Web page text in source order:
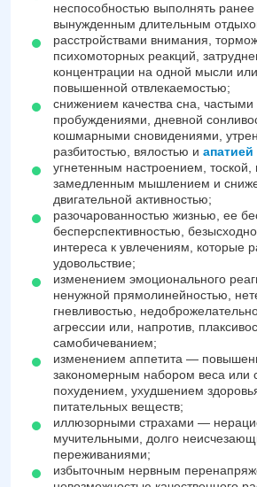
неспособностью выполнять
вынужденным длительным
расстройствами внимания,
психомоторных реакций,
концентрации на одной мысли
повышенной отвлекаемостью;
снижением качества сна,
пробуждениями, дневной
кошмарными сновидениями,
разбитостью, вялостью и апатией
угнетенным настроением, тоской,
замедленным мышлением и
двигательной активностью;
разочарованностью жизнью, ее
бесперспективностью,
интереса к увлечениям, которые
удовольствие;
изменением эмоционального
ненужной прямолинейностью,
гневливостью,
агрессии или, напротив,
самобичеванием;
изменением аппетита —
закономерным набором веса или
похудением, ухудшением
питательных веществ;
иллюзорными страхами —
мучительными, долго
переживаниями;
избыточным нервным